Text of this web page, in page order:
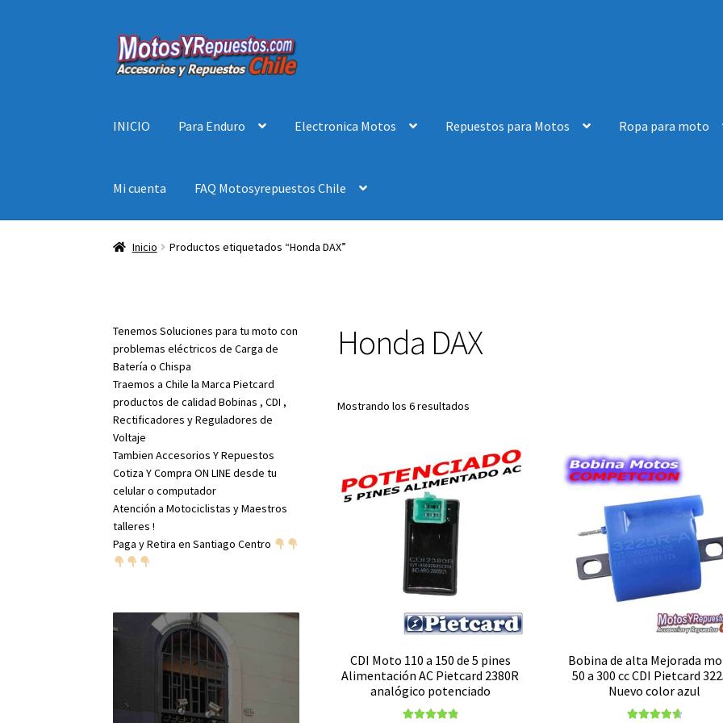
Ir
a
Ir
al
INICIO Para Enduro Electronica Motos Repuestos para Motos Ropa para moto
Mi cuenta FAQ Motosyrepuestos Chile
Inicio Productos etiquetados “Honda DAX”
Honda DAX
Mostrando los 6 resultados
CDI Moto 110 a 150 de 5 pines
Alimentación AC Pietcard 2380R
analógico potenciado
Bobina de alta Mejorada
50 a 300 cc CDI Pietcard
Nuevo color azul
Tenemos Soluciones para tu moto con
problemas eléctricos de Carga de
Batería o Chispa
Traemos a Chile la Marca Pietcard
productos de calidad Bobinas , CDI ,
Rectificadores y Reguladores de
Voltaje
Tambien Accesorios Y Repuestos
Cotiza Y Compra ON LINE desde tu
celular o computador
Atención a Motociclistas y Maestros
talleres !
Paga y Retira en Santiago Centro